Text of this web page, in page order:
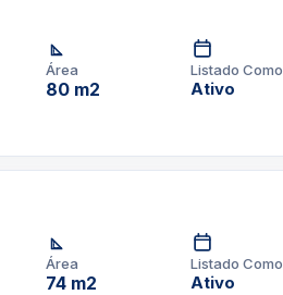
Área
80 m2
Listado Como
Ativo
Área
74 m2
Listado Como
Ativo